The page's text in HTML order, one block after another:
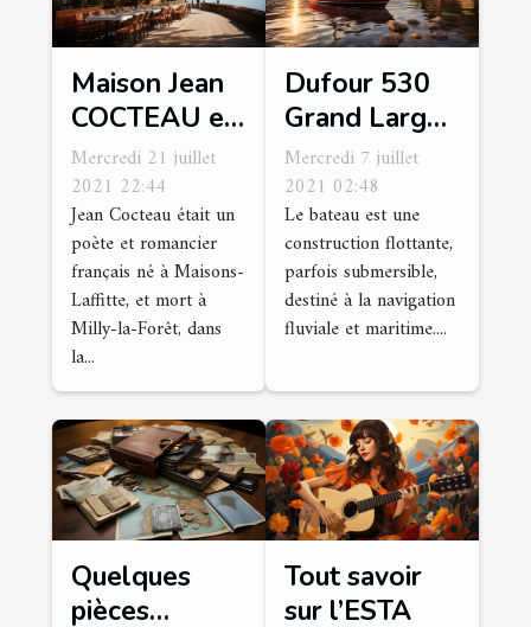
Maison Jean
COCTEAU et
restaurant le
cygne : tout
savoir
Mercredi 21 juillet
2021 22:44
Jean Cocteau était un
poète et romancier
français né à Maisons-
Laffitte, et mort à
Milly-la-Forêt, dans
la...
Dufour 530
Grand Large :
que faut-il en
savoir ?
Mercredi 7 juillet
2021 02:48
Le bateau est une
construction flottante,
parfois submersible,
destiné à la navigation
fluviale et maritime....
Quelques
pièces
Tout savoir
sur l’ESTA